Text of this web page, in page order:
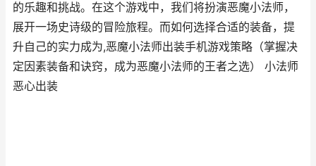
的乐趣和挑战。在这个游戏中，我们将扮演恶魔小法师，
展开一场史诗级的冒险旅程。而如何选择合适的装备，提
升自己的实力成为,恶魔小法师出装手机游戏策略（掌握决
定因素装备和诀窍，成为恶魔小法师的王者之选） 小法师
恶心出装